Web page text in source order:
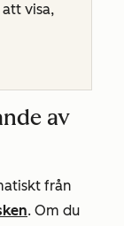
visa,
av
från
. Om du